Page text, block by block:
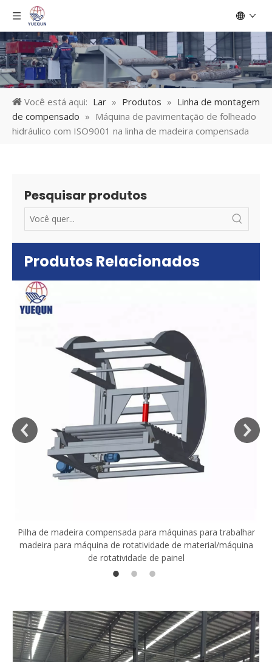
Você está aqui: Lar » Produtos » Linha de montagem
de compensado » Máquina de pavimentação de folheado
hidráulico com ISO9001 na linha de madeira compensada
Pesquisar produtos
Produtos Relacionados
Pilha de madeira compensada para máquinas para trabalhar
madeira para máquina de rotatividade de material/máquina
de rotatividade de painel